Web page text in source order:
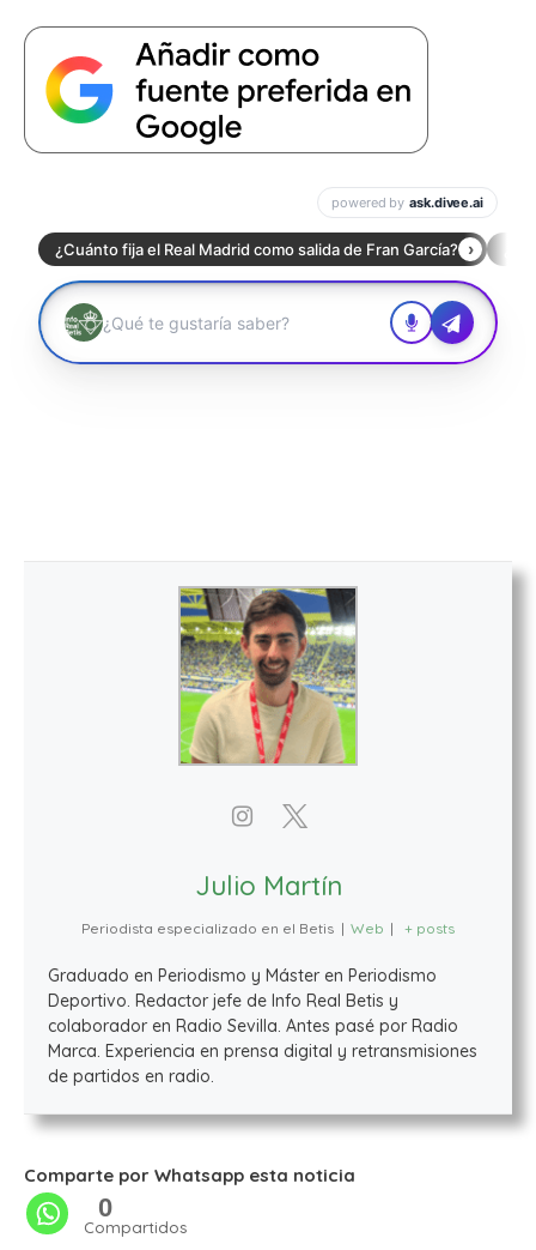
Julio Martín
Periodista especializado en el Betis | Web | + posts
Graduado en Periodismo y Máster en Periodismo
Deportivo. Redactor jefe de Info Real Betis y
colaborador en Radio Sevilla. Antes pasé por Radio
Marca. Experiencia en prensa digital y retransmisiones
de partidos en radio.
Comparte por Whatsapp esta noticia
0
Compartidos